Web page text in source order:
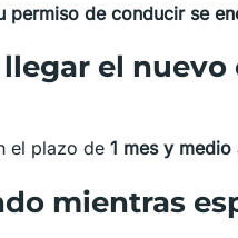
de conducir se
el
el plazo de 1 mes y
mientras